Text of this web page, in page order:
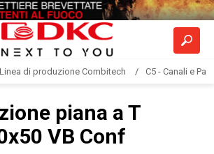
Linea di produzione Combitech C5 - Canali e
piana a T
VB Conf